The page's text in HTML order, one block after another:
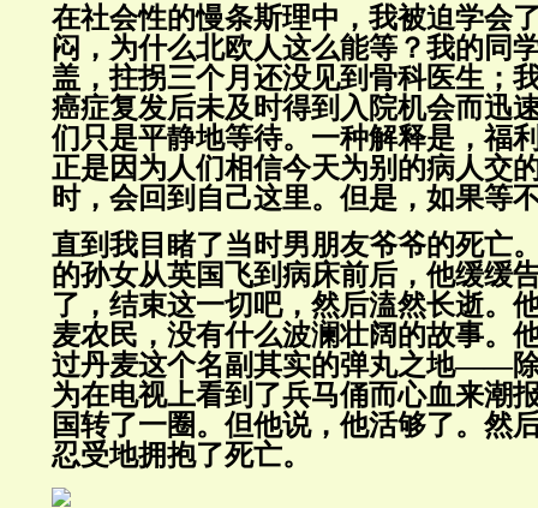
在社会性的慢条斯理中，我被迫学会
闷，为什么北欧人这么能等？我的同
盖，拄拐三个月还没见到骨科医生；
癌症复发后未及时得到入院机会而迅
们只是平静地等待。一种解释是，福
正是因为人们相信今天为别的病人交
时，会回到自己这里。但是，如果等
直到我目睹了当时男朋友爷爷的死亡
的孙女从英国飞到病床前后，他缓缓
了，结束这一切吧，然后溘然长逝。
麦农民，没有什么波澜壮阔的故事。
过丹麦这个名副其实的弹丸之地——
为在电视上看到了兵马俑而心血来潮
国转了一圈。但他说，他活够了。然
忍受地拥抱了死亡。